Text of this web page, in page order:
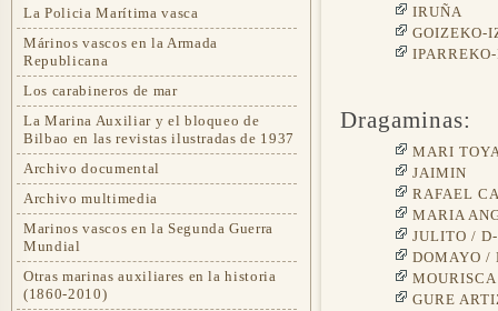
La Policia Marítima vasca
Márinos vascos en la Armada
Republicana
Los carabineros de mar
La Marina Auxiliar y el bloqueo de
Bilbao en las revistas ilustradas de 1937
Archivo documental
Archivo multimedia
Marinos vascos en la Segunda Guerra
Mundial
Otras marinas auxiliares en la historia
(1860-2010)
IRUÑA
GOIZEKO-
Dragaminas:
MARI
JAIMIN
RAFAEL
MARIA
JULITO /
DOMAYO /
GURE